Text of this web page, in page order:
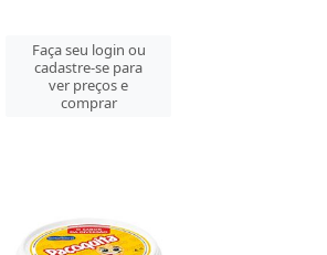
Faça seu login ou
cadastre-se para
ver preços e
comprar